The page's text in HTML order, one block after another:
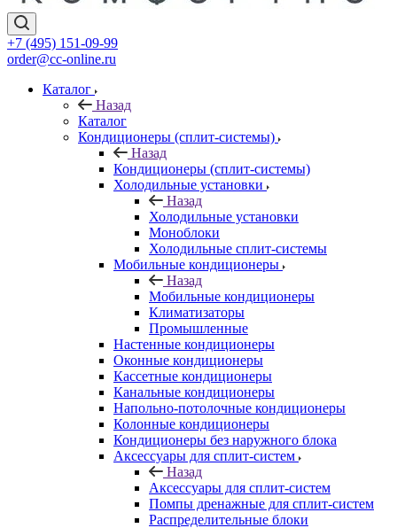
+7 (495) 151-09-99
order@cc-online.ru
Каталог
Назад
Каталог
Кондиционеры (сплит-системы)
Назад
Кондиционеры (сплит-системы)
Холодильные установки
Назад
Холодильные установки
Моноблоки
Холодильные сплит-системы
Мобильные кондиционеры
Назад
Мобильные кондиционеры
Климатизаторы
Промышленные
Настенные кондиционеры
Оконные кондиционеры
Кассетные кондиционеры
Канальные кондиционеры
Напольно-потолочные кондиционеры
Колонные кондиционеры
Кондиционеры без наружного блока
Аксессуары для сплит-систем
Назад
Аксессуары для сплит-систем
Помпы дренажные для сплит-систем
Распределительные блоки